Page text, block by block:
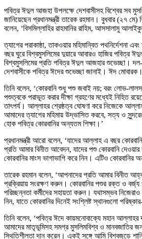
পবিত্র ঈদুল আজহা উপলক্ষে দেশবাসীসহ বিশ্বের সব
জানিয়েছেন প্রধানমন্ত্রী তারেক রহমান। বুধবার (২৭ মে)
বলেন, ‘বিসমিল্লাহির রাহমানির রাহিম, আসসালামু
ত্যাগের পরাকাষ্ঠা, তাকওয়ার মহিমান্বিত পথনির্দেশনা
বছর ঘুরে বিশ্বমুসলিমের দুয়ারে আবারও হাজির পবিত্র
বিশ্বমুসলিমের প্রতি পবিত্র ঈদুল আজহার শুভেচ্ছা। দল-
দেশবাসীকে পবিত্র ঈদের শুভেচ্ছা জানাই। ঈদ মোবারক।
তিনি বলেন, ‘কোরবানি শুধু পশু জবাই নয়; বরং লোভ-
পশুত্বকে পরাভূত করার দীক্ষা গ্রহণের মধ্যেই নিহিত
তাৎপর্য। আল্লাহর শ্রেষ্ঠত্ব ঘোষণা করে নিজেকে
আমাদের ত্যাগের মহিমায় উদ্ভাসিত করবে, সত্য ও
হোক পবিত্র কোরবানির অন্যতম শিক্ষা।’
প্রধানমন্ত্রী আরো বলেন, ‘যাদের আল্লাহ এ বছর কোরবানি
প্রতি আমার বিনীত আবেদন, যাদের পশু কোরবানি দেওয়ার
কোরবানির মাংস ভাগাভাগি করে নিন। এটিও কোরবানির
তারেক রহমান বলেন, ‘আপনাদের প্রতি আমার বিনীত
প্রক্রিয়ায় সংরক্ষণ করুন। কোরবানির পশুর রক্ত ও বর্জ্য
পরিচ্ছন্নতা কর্মীদের সহায়তা করুন। যথাসম্ভব
নিন, যাতে কোরবানির দিনেই সংশ্লিষ্ট স্থানগুলো
তিনি বলেন, ‘পবিত্র ঈদে কায়মনোবাক্যে মহান আল্লাহর
আমাদের মাতৃভূমিসহ সমগ্র মুসলিমবিশ্ব ও মানবজাতির
স্থিতিশীলতা দান করেন। একই সঙ্গে আমি বিশ্বজুড়ে